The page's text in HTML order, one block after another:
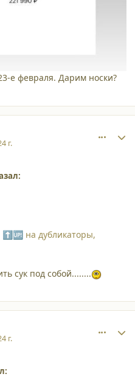
е февраля. Дарим носки?
4 г.
⬆️ 🆙 на дубликаторы,
сук под собой........
4 г.